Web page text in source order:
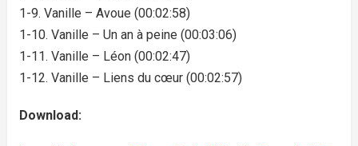
1-9. Vanille – Avoue (00:02:58)
1-10. Vanille – Un an à peine (00:03:06)
1-11. Vanille – Léon (00:02:47)
1-12. Vanille – Liens du cœur (00:02:57)
Download: